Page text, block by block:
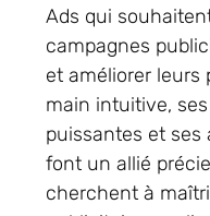
Ads qui
campagnes
et améliorer leurs
main intuitive,
puissantes et ses
font un allié
cherchent à